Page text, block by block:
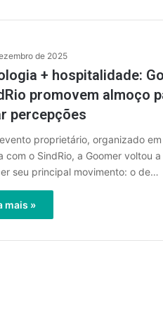
de 2025
+ hospitalidade:
promovem almoço
percepções
proprietário, organizado em
com o SindRio, a Goomer voltou a
seu principal movimento: o de…
mais »